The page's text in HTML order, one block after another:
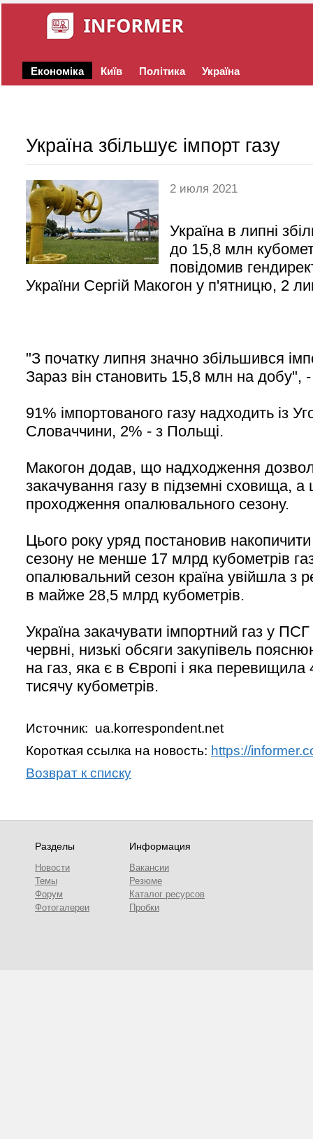
Економіка Київ Політика Україна
Україна збільшує імпорт газу
2 июля 2021
Україна в липні
до 15,8 млн
повідомив
України Сергій Макогон у п'ятницю, 2
"З початку липня значно збільшився
Зараз він становить 15,8 млн на добу",
91% імпортованого газу надходить із
Словаччини, 2% - з Польщі.
Макогон додав, що надходження
закачування газу в підземні сховища, а
проходження опалювального сезону.
Цього року уряд постановив
сезону не менше 17 млрд кубометрів
опалювальний сезон країна увійшла з
в майже 28,5 млрд кубометрів.
Україна закачувати імпортний газ у
червні, низькі обсяги закупівель
на газ, яка є в Європі і яка перевищила
тисячу кубометрів.
Источник: ua.korrespondent.net
Короткая ссылка на новость: https://
Возврат к списку
Разделы
Новости
Темы
Форум
Фотогалереи
Информация
Вакансии
Резюме
Каталог ресурсов
Пробки